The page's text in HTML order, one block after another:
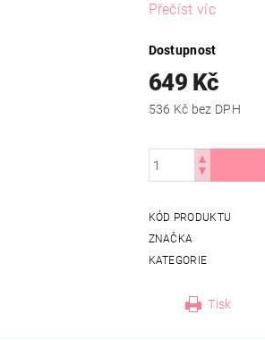
Přečíst víc
Dostupnost
649 Kč
536 Kč bez DPH
KÓD PRODUKTU
ZNAČKA
KATEGORIE
Tisk